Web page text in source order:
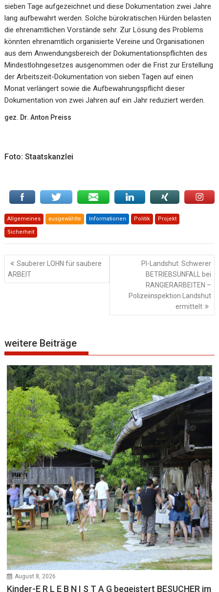
sieben Tage aufgezeichnet und diese Dokumentation zwei Jahre
lang aufbewahrt werden. Solche bürokratischen Hürden belasten
die ehrenamtlichen Vorstände sehr. Zur Lösung des Problems
könnten ehrenamtlich organisierte Vereine und Organisationen
aus dem Anwendungsbereich der Dokumentationspflichten des
Mindestlohngesetzes ausgenommen oder die Frist zur Erstellung
der Arbeitszeit-Dokumentation von sieben Tagen auf einen
Monat verlängert sowie die Aufbewahrungspflicht dieser
Dokumentation von zwei Jahren auf ein Jahr reduziert werden.
gez. Dr. Anton Preiss
Foto: Staatskanzlei
Allgemeines ausgewählte Informationen Politik Projekt
Sicherheit
Beitragsnavigation
Sauberer LOHN für saubere
ARBEIT
PI-Landshut: Schwerer
BETRIEBSUNFALL bei
RANGIERARBEITEN –
Polizeiinspektion Landshut
ermittelt
weitere Beiträge
August 8, 2026
Kinder-E R L E B N I S T A G begeistert BESUCHER im